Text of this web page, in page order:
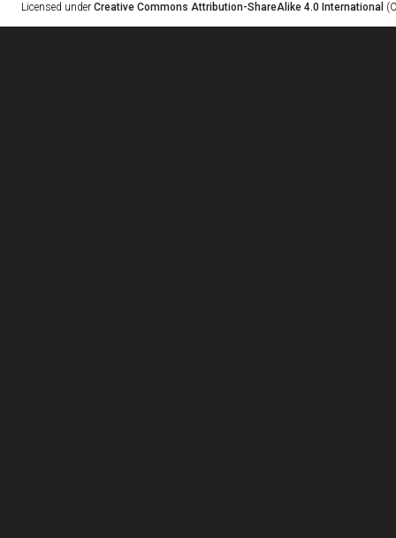
Licensed under Creative Commons Attribution-ShareAlike 4.0 International